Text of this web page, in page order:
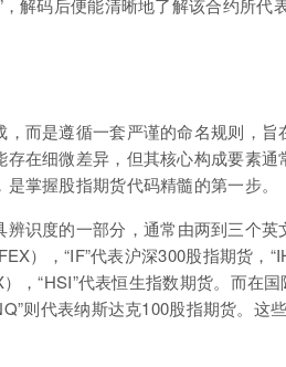
解码后便能清晰地了解该合约所
而是遵循一套严谨的命名规则，
在细微差异，但其核心构成要素
掌握股指期货代码精髓的第一步。
辨识度的一部分，通常由两到三个
），“IF”代表沪深300股指期货，
，“HSI”代表恒生指数期货。而在
则代表纳斯达克100股指期货。